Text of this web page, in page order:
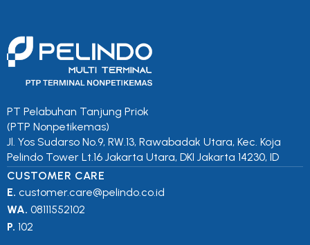
PT Pelabuhan Tanjung Priok
(PTP Nonpetikemas)
Jl. Yos Sudarso No.9, RW.13, Rawabadak Utara, Kec. Koja
Pelindo Tower Lt.16 Jakarta Utara, DKI Jakarta 14230, ID
CUSTOMER CARE
E. customer.care@pelindo.co.id
WA. 08111552102
P. 102